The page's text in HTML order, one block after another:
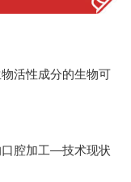
活性成分的生物可
口腔加工—技术现状